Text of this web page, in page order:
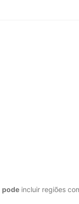
pode incluir regiões